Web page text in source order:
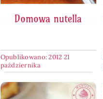
Domowa nutella
Opublikowano: 2012 21
października